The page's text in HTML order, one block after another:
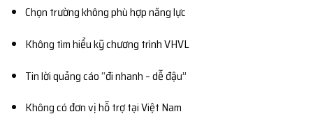
Chọn trường không phù hợp năng lực
Không tìm hiểu kỹ chương trình VHVL
Tin lời quảng cáo “đi nhanh – dễ đậu”
Không có đơn vị hỗ trợ tại Việt Nam